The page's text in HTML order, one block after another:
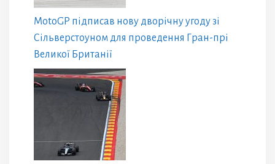
MotoGP підписав нову дворічну угоду зі
Сільверстоуном для проведення Гран-прі
Великої Британії